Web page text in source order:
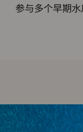
参与多个早期水